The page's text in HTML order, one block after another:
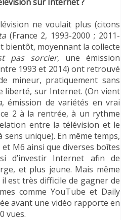
ne voulait plus (citons
(France 2, 1993-2000 ; 2011-
bientôt, moyennant la collecte
pas sorcier, une émission
1993 et 2014) ont retrouvé
mineur, pratiquement sans
liberté, sur Internet. (On vient
, émission de variétés en vrai
2 à la rentrée, à un rythme
entre la télévision et le
sens unique). En même temps,
et M6 ainsi que diverses boîtes
d’investir Internet afin de
et plus jeune. Mais même
est très difficile de gagner de
comme YouTube et Daily
avant une vidéo rapporte en
vues.